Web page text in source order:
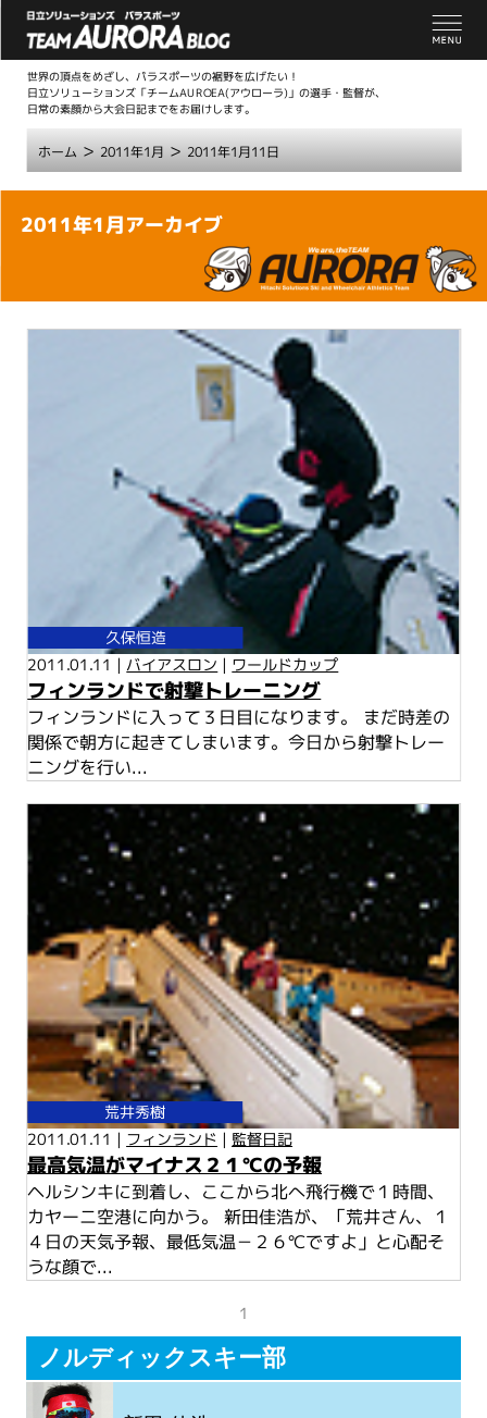
世界の頂点をめざし、パラスポーツの裾野を広げたい！
日立ソリューションズ「チームAUROEA(アウローラ)」の選手・監督が、
日常の素顔から大会日記までをお届けします。
ホーム> 2011年1月 > 2011年1月11日
本
2011年1月アーカイブ
久保恒造
2011.01.11 | バイアスロン | ワールドカップ
フィンランドで射撃トレーニング
フィンランドに入って３日目になります。 まだ時差の
関係で朝方に起きてしまいます。今日から射撃トレー
ニングを行い...
荒井秀樹
2011.01.11 | フィンランド | 監督日記
最高気温がマイナス２１℃の予報
ヘルシンキに到着し、ここから北へ飛行機で１時間、
カヤーニ空港に向かう。 新田佳浩が、「荒井さん、１
４日の天気予報、最低気温－２６℃ですよ」と心配そ
うな顔で...
1
ノルディックスキー部